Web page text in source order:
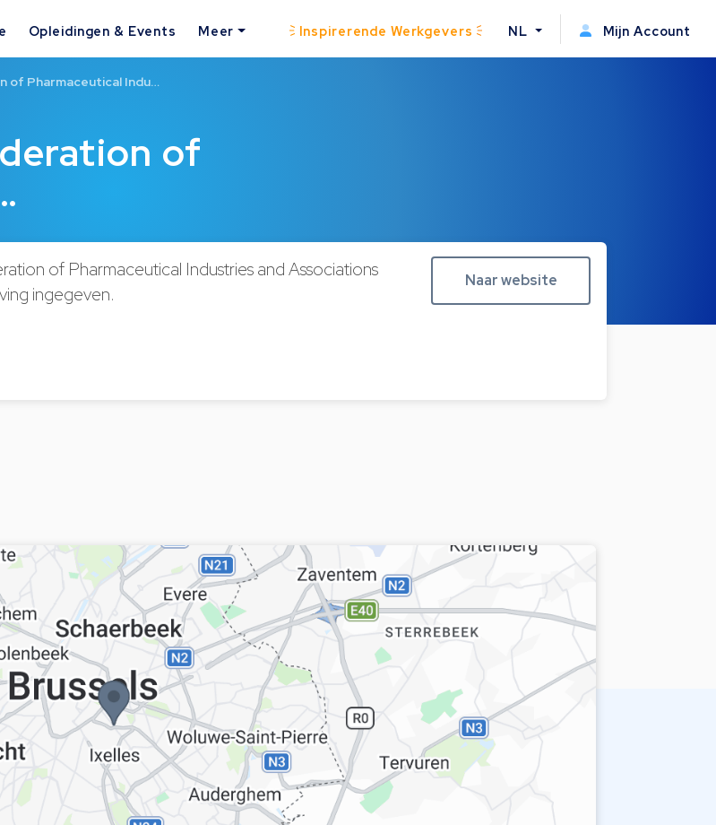
Opleidingen & Events Meer Inspirerende Werkgevers NL Mijn Account
of
of Pharmaceutical Indu…
of Pharmaceutical Industries and Associations
ingegeven.
Naar website